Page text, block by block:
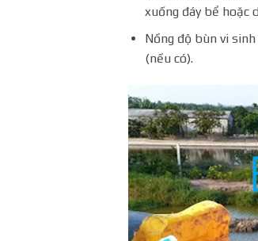
xuống đáy bể hoặc
Nồng độ bùn vi
(nếu có).